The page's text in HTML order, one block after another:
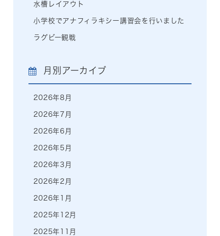
水槽レイアウト
小学校でアナフィラキシー講習会を行いました
ラグビー観戦
月別アーカイブ
2026年8月
2026年7月
2026年6月
2026年5月
2026年3月
2026年2月
2026年1月
2025年12月
2025年11月